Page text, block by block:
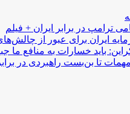
ترامپ در برابر ایران + فیلم
ایران برای عبور از
باید خسارات به منافع ما
تا بن‌بست راهبردی در